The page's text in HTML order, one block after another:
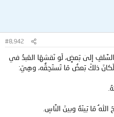
#8,942
إلىٰ بَعضٍ، لَو نَقشهَا العَبدُ في
لَكانَ ذلكَ بَعضُ مَا تَستَحِقُّه، وهِيَ:
مَا بَينَهُ وبينَ النَّاسِ.